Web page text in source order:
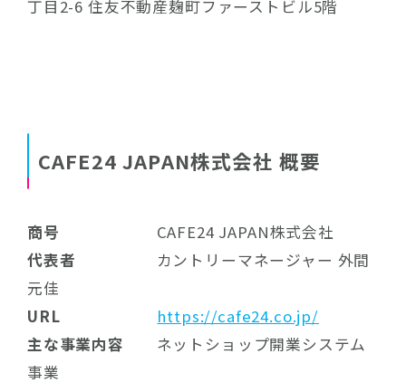
丁目2-6 住友不動産麹町ファーストビル5階
CAFE24 JAPAN株式会社 概要
商号 CAFE24 JAPAN株式会社
代表者 カントリーマネージャー 外間
元佳
URL
https://cafe24.co.jp/
主な事業内容 ネットショップ開業システム
事業